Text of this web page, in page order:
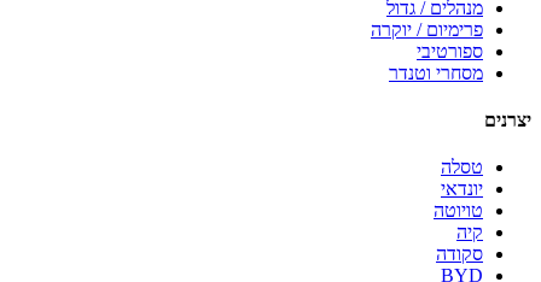
מנהלים / גדול
פרימיום / יוקרה
ספורטיבי
מסחרי וטנדר
יצרנים
טסלה
יונדאי
טויוטה
קיה
סקודה
BYD